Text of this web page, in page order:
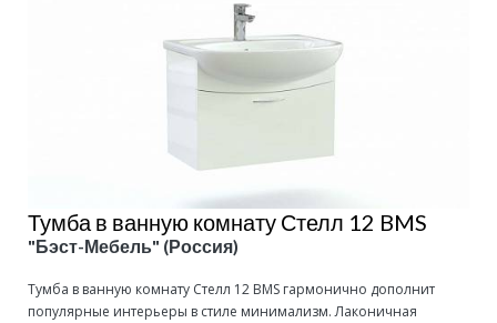
Тумба в ванную комнату Стелл 12 BMS
"Бэст-Мебель" (Россия)
Тумба в ванную комнату Стелл 12 BMS гармонично дополнит
популярные интерьеры в стиле минимализм. Лаконичная